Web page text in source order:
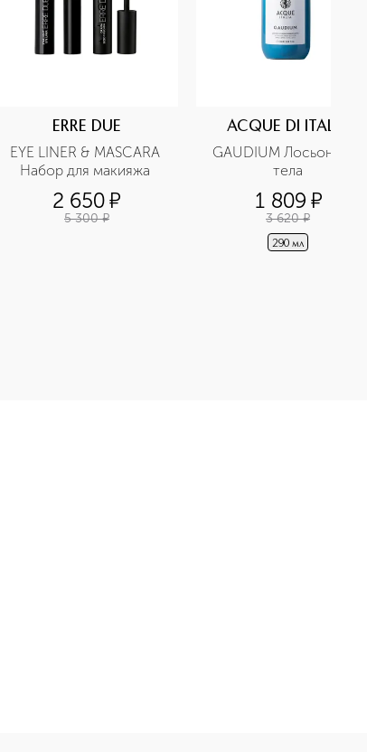
ERRE DUE
EYE LINER & MASCARA
2 650¤
5 300 ¤
ACQUE DI ITALIA
GAUDIUM Лосьон для
тела
1 809 ¤
3 620 ¤
290 мл